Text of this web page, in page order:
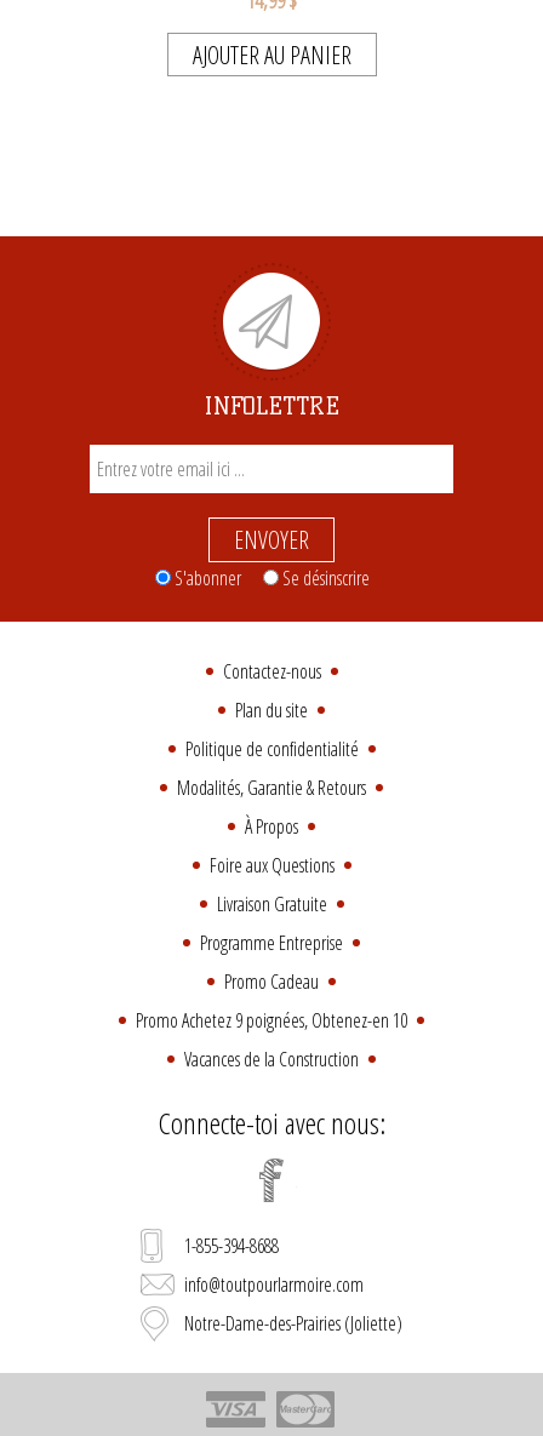
AJOUTER AU PANIER
INFOLETTRE
ENVOYER
S'abonner Se désinscrire
Contactez-nous
Plan du site
Politique de confidentialité
Modalités, Garantie & Retours
À Propos
Foire aux Questions
Livraison Gratuite
Programme Entreprise
Promo Cadeau
Promo Achetez 9 poignées, Obtenez-en 10
Vacances de la Construction
Connecte-toi avec nous:
1-855-394-8688
info@toutpourlarmoire.com
Notre-Dame-des-Prairies (Joliette)